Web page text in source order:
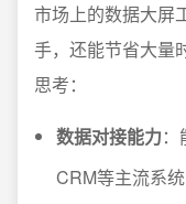
市场上的数据大屏
手，还能节省大量
思考：
数据对接能力
CRM等主流系